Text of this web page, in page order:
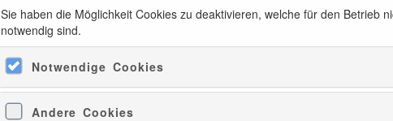
Sie haben die Möglichkeit Cookies zu deaktivieren, welche für den Betrieb
notwendig sind.
Notwendige Cookies
Andere Cookies